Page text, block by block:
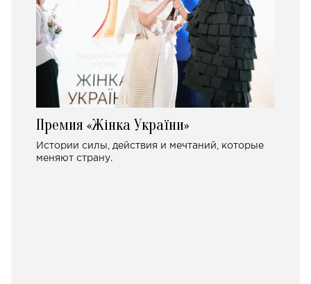
Премия «Жінка України»
Истории силы, действия и мечтаний, которые
меняют страну.